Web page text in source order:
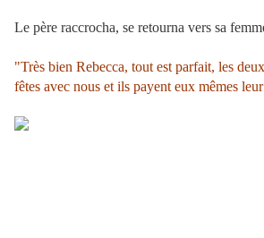
Le père raccrocha, se retourna vers sa
"Très bien Rebecca, tout est parfait, les
fêtes avec nous et ils payent eux mêmes